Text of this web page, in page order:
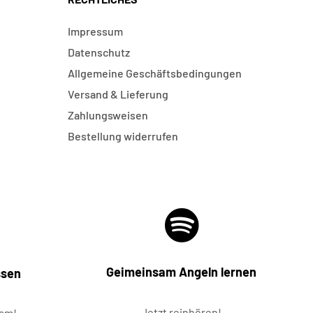
Impressum
Datenschutz
Allgemeine Geschäftsbedingungen
Versand & Lieferung
Zahlungsweisen
Bestellung widerrufen
Geimeinsam Angeln lernen